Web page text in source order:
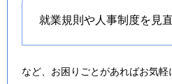
就業規則や人事制度を 見
など、お困りごとがあればお気軽